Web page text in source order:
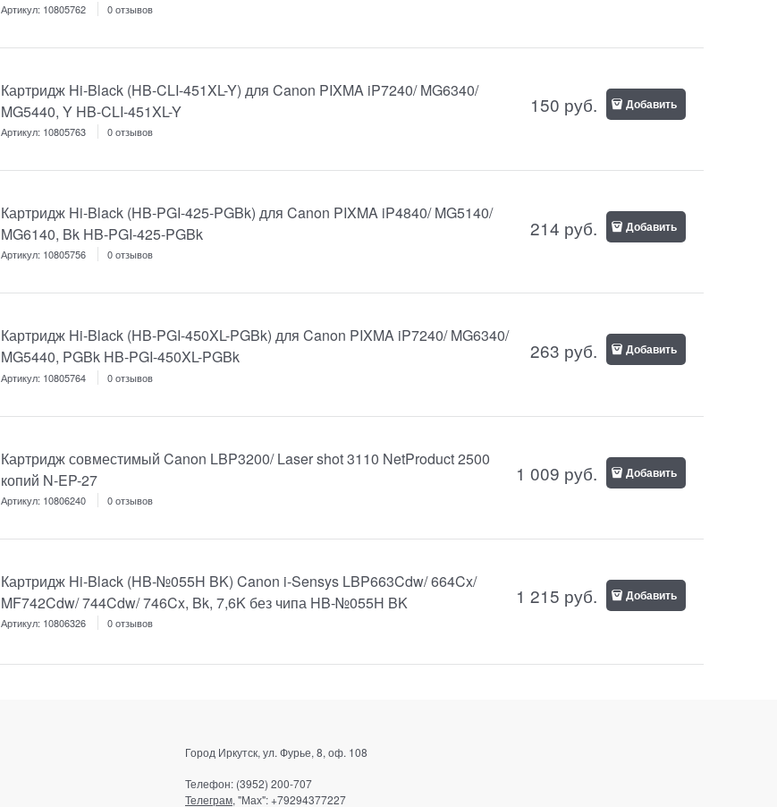
Артикул: 10805762 0 отзывов
Картридж Hi-Black (HB-CLI-451XL-Y) для Canon PIXMA iP7240/ MG6340/
MG5440, Y HB-CLI-451XL-Y
Артикул: 10805763 0 отзывов
150 руб. Добавить
Картридж Hi-Black (HB-PGI-425-PGBk) для Canon PIXMA iP4840/ MG5140/
MG6140, Bk HB-PGI-425-PGBk
Артикул: 10805756 0 отзывов
214 руб. Добавить
Картридж Hi-Black (HB-PGI-450XL-PGBk) для Canon PIXMA iP7240/ MG6340/
MG5440, PGBk HB-PGI-450XL-PGBk
Артикул: 10805764 0 отзывов
263 руб. Добавить
Картридж совместимый Canon LBP3200/ Laser shot 3110 NetProduct 2500
копий N-EP-27
Артикул: 10806240 0 отзывов
1 009 руб. Добавить
Картридж Hi-Black (HB-№055H BK) Canon i-Sensys LBP663Cdw/ 664Cx/
MF742Cdw/ 744Cdw/ 746Cx, Bk, 7,6K без чипа HB-№055H BK
Артикул: 10806326 0 отзывов
1 215 руб. Добавить
Город Иркутск, ул. Фурье, 8, оф. 108
Телефон: (3952) 200-707
Телеграм, "Мах": +79294377227